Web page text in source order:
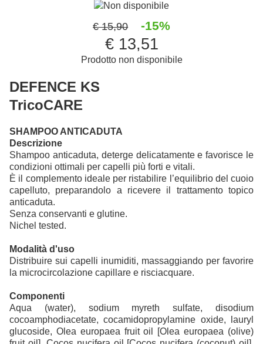
Non disponibile
€ 15,90 -15%
€ 13,51
Prodotto non disponibile
DEFENCE KS
TricoCARE
SHAMPOO ANTICADUTA
Descrizione
Shampoo anticaduta, deterge delicatamente e favorisce le
condizioni ottimali per capelli più forti e vitali.
È il complemento ideale per ristabilire l’equilibrio del cuoio
capelluto, preparandolo a ricevere il trattamento topico
anticaduta.
Senza conservanti e glutine.
Nichel tested.
Modalità d'uso
Distribuire sui capelli inumiditi, massaggiando per favorire
la microcircolazione capillare e risciacquare.
Componenti
Aqua (water), sodium myreth sulfate, disodium
cocoamphodiacetate, cocamidopropylamine oxide, lauryl
glucoside, Olea europaea fruit oil [Olea europaea (olive)